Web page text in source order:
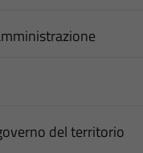
del territorio